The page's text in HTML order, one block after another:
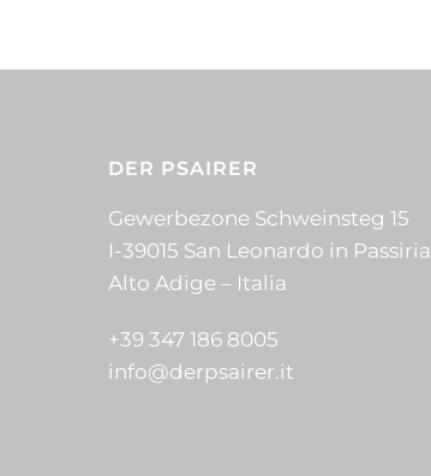
DER PSAIRER
Gewerbezone Schweinsteg 15
I-39015 San Leonardo in Passiria
Alto Adige – Italia
+39 347 186 8005
info@derpsairer.it